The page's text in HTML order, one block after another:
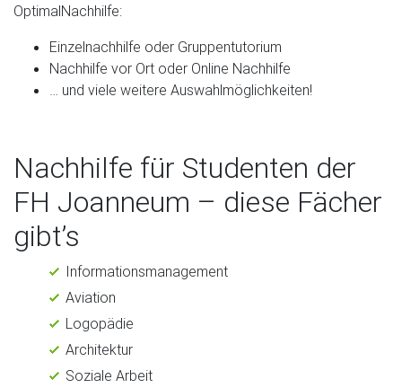
OptimalNachhilfe:
Einzelnachhilfe oder Gruppentutorium
Nachhilfe vor Ort oder Online Nachhilfe
… und viele weitere Auswahlmöglichkeiten!
Nachhilfe für Studenten der
FH Joanneum – diese Fächer
gibt’s
Informationsmanagement
Aviation
Logopädie
Architektur
Soziale Arbeit